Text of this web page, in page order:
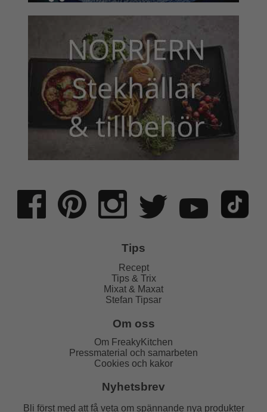
Tips
Recept
Tips & Trix
Mixat & Maxat
Stefan Tipsar
Om oss
Om FreakyKitchen
Pressmaterial och samarbeten
Cookies och kakor
Nyhetsbrev
Bli först med att få veta om spännande nya produkter